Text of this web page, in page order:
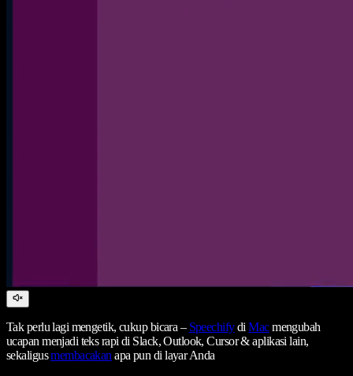
Tak perlu lagi mengetik, cukup bicara – SpeechifydiMacmengubah
ucapan menjadi teks rapi di Slack, Outlook, Cursor & aplikasi lain,
sekaligusmembacakan apa pun di layar Anda